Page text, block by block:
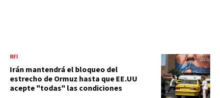
RFI
Irán mantendrá el bloqueo del
estrecho de Ormuz hasta que EE.UU
acepte "todas" las condiciones